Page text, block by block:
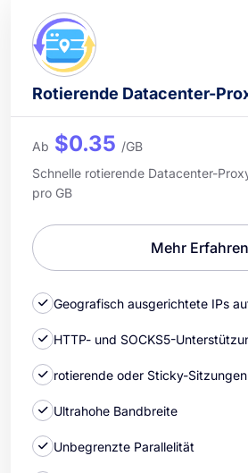
Rotierende Datacenter-
Ab $0.35 /GB
Schnelle rotierende Datacenter-
pro GB
Mehr Erfahren
Geografisch ausgerichtete IPs
HTTP- und SOCKS5-
rotierende oder Sticky-Sitzungen
Ultrahohe Bandbreite
Unbegrenzte Parallelität